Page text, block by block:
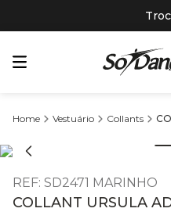
Vestuário Collants
REF: SD2471 MARINHO
COLLANT URSULA